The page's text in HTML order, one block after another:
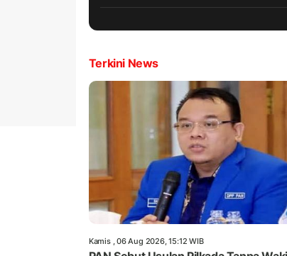
Terkini News
Kamis , 06 Aug 2026, 15:12 WIB